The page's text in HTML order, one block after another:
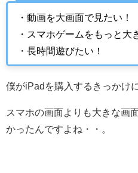
・動画を大画面で見たい！
・スマホゲームをもっと大
・長時間遊びたい！
僕がiPadを購入するきっかけ
スマホの画面よりも大きな画
かったんですよね・・。